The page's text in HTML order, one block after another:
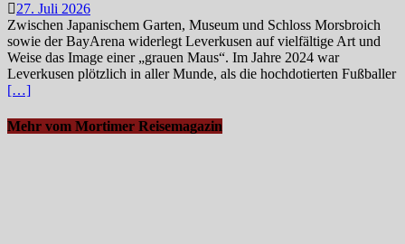
27. Juli 2026
Zwischen Japanischem Garten, Museum und Schloss Morsbroich
sowie der BayArena widerlegt Leverkusen auf vielfältige Art und
Weise das Image einer „grauen Maus“. Im Jahre 2024 war
Leverkusen plötzlich in aller Munde, als die hochdotierten Fußballer
[…]
Mehr vom Mortimer Reisemagazin